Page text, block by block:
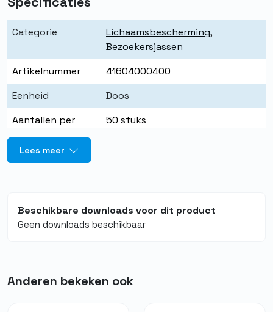
Categorie Lichaamsbescherming,
Bezoekersjassen
Artikelnummer
41604000400
Eenheid
Doos
Aantallen per
eenheid
50 stuks
Maat
L
Food grade
Ja
Lees meer
Beschikbare downloads voor dit product
Geen downloads beschikbaar
Anderen bekeken ook